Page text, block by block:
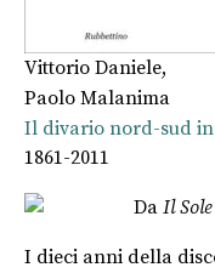
Vittorio Daniele,
Paolo Malanima
Il divario nord-sud
1861-2011
Da Il
I dieci anni della